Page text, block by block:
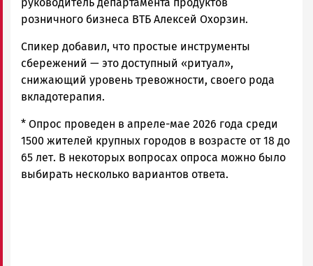
розничного бизнеса ВТБ Алексей Охорзин.
Спикер добавил, что простые инструменты
сбережений — это доступный «ритуал»,
снижающий уровень тревожности, своего рода
вкладотерапия.
* Опрос проведен в апреле-мае 2026 года среди
1500 жителей крупных городов в возрасте от 18 до
65 лет. В некоторых вопросах опроса можно было
выбирать несколько вариантов ответа.